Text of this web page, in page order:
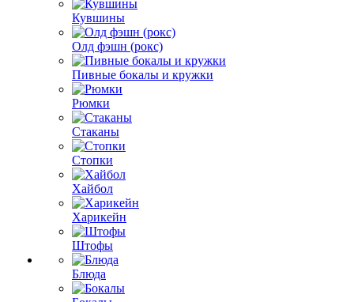
Кувшины
Олд фэшн (рокс)
Пивные бокалы и кружки
Рюмки
Стаканы
Стопки
Хайбол
Харикейн
Штофы
Блюда